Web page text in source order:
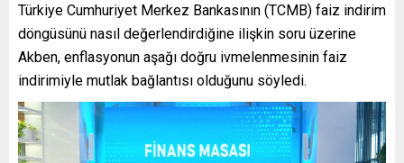
Türkiye Cumhuriyet Merkez Bankasının (TCMB) faiz indirim
döngüsünü nasıl değerlendirdiğine ilişkin soru üzerine
Akben, enflasyonun aşağı doğru ivmelenmesinin faiz
indirimiyle mutlak bağlantısı olduğunu söyledi.